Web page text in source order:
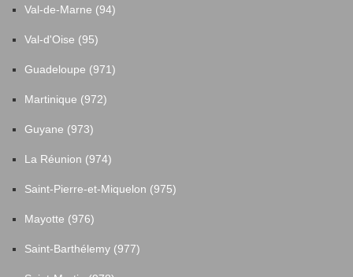
Val-de-Marne (94)
Val-d'Oise (95)
Guadeloupe (971)
Martinique (972)
Guyane (973)
La Réunion (974)
Saint-Pierre-et-Miquelon (975)
Mayotte (976)
Saint-Barthélemy (977)